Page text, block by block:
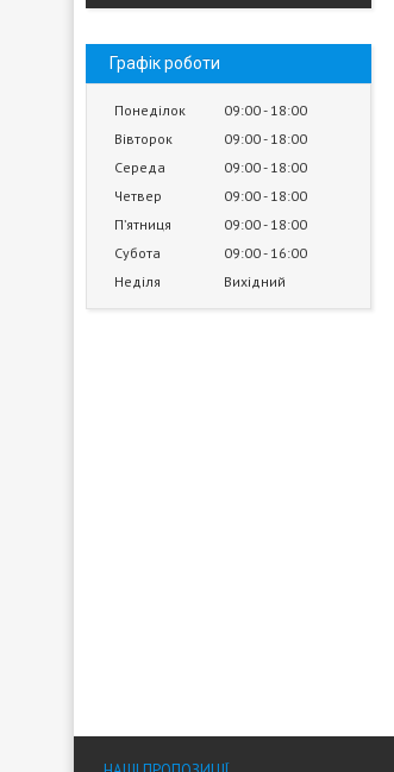
Графік роботи
Понеділок 09:00 18:00
Вівторок
09:00 18:00
Середа
09:00 18:00
Четвер
09:00 18:00
Пʼятниця
09:00 18:00
Субота
09:00 16:00
Неділя
Вихідний